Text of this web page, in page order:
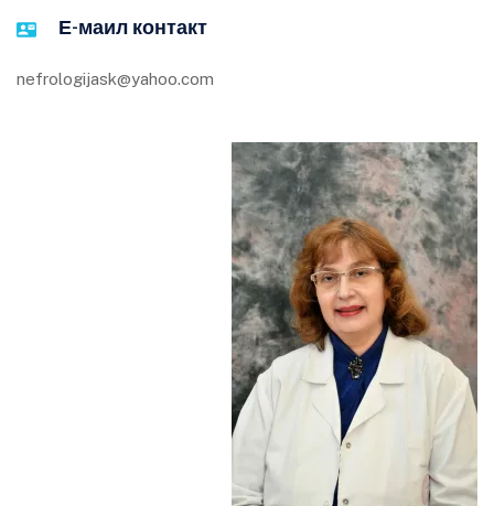
Е-маил контакт
nefrologijask@yahoo.com